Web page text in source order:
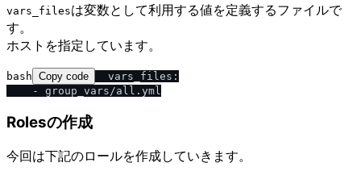
vars_filesは変数として利用する値を定義するファイルで
す。
ホストを指定しています。
bash Copy code
  vars_files:
Rolesの作成
今回は下記のロールを作成していきます。